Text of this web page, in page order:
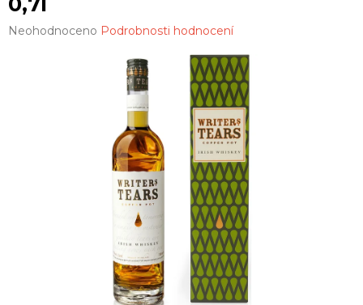
Průměrné
Neohodnoceno Podrobnosti hodnocení